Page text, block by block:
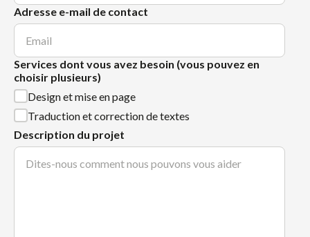
Adresse e-mail de contact
Services dont vous avez besoin (vous pouvez en
choisir plusieurs)
Design et mise en page
Traduction et correction de textes
Description du projet